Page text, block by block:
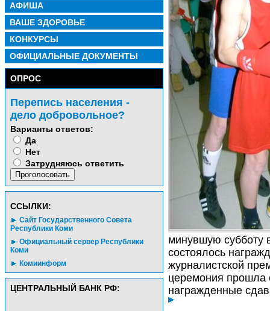
АФИША
ВАШЕ ЗДОРОВЬЕ
КОНКУРСЫ
ОФИЦИАЛЬНЫЕ ДОКУМЕНТЫ
ОПРОС
Перепись населения -
дело добровольное?
Варианты ответов:
Да
Нет
Затрудняюсь ответить
CСЫЛКИ:
Сайт Государственного Совета
Республики Коми
Официальный сервер Республики
Коми
Комиинформ
ЦЕНТРАЛЬНЫЙ БАНК РФ:
минувшую субботу
состоялось
журналистской
церемония прошла
награжденные